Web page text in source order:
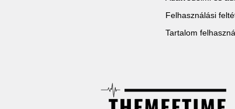
Felhasználási
Tartalom